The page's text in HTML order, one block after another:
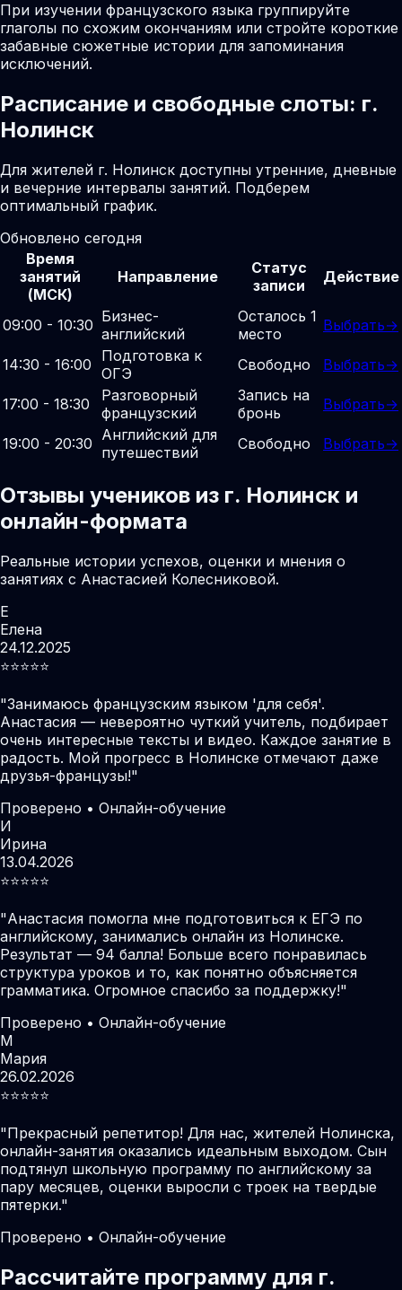
При изучении французского языка группируйте
глаголы по схожим окончаниям или стройте короткие
забавные сюжетные истории для запоминания
исключений.
Расписание и свободные слоты: г.
Нолинск
Для жителей г. Нолинск доступны утренние, дневные
и вечерние интервалы занятий. Подберем
оптимальный график.
Обновлено сегодня
Время
занятий
(МСК)
Направление
Статус
записи
Действие
09:00 - 10:30 Бизнес-
английский
Осталось 1
место
Выбрать→
14:30 - 16:00
Подготовка к
ОГЭ
Свободно Выбрать→
17:00 - 18:30
Разговорный
французский
Запись на
бронь
Выбрать→
19:00 - 20:30 Английский для
путешествий
Свободно Выбрать→
Отзывы учеников из г. Нолинск и
онлайн-формата
Реальные истории успехов, оценки и мнения о
занятиях с Анастасией Колесниковой.
Е
Елена
24.12.2025
⭐️⭐️⭐️⭐️⭐️
"Занимаюсь французским языком 'для себя'.
Анастасия — невероятно чуткий учитель, подбирает
очень интересные тексты и видео. Каждое занятие в
радость. Мой прогресс в Нолинске отмечают даже
друзья-французы!"
Проверено • Онлайн-обучение
И
Ирина
13.04.2026
⭐️⭐️⭐️⭐️⭐️
"Анастасия помогла мне подготовиться к ЕГЭ по
английскому, занимались онлайн из Нолинске.
Результат — 94 балла! Больше всего понравилась
структура уроков и то, как понятно объясняется
грамматика. Огромное спасибо за поддержку!"
Проверено • Онлайн-обучение
М
Мария
26.02.2026
⭐️⭐️⭐️⭐️⭐️
"Прекрасный репетитор! Для нас, жителей Нолинска,
онлайн-занятия оказались идеальным выходом. Сын
подтянул школьную программу по английскому за
пару месяцев, оценки выросли с троек на твердые
пятерки."
Проверено • Онлайн-обучение
Рассчитайте программу для г.